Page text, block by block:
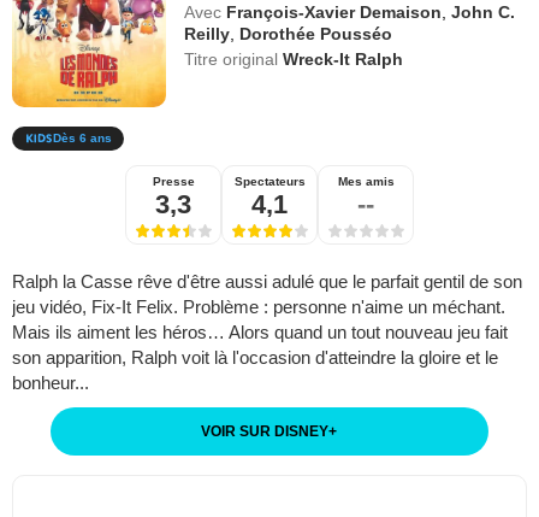
Avec François-Xavier Demaison ,John C.
Reilly Dorothée Pousséo
Titre originalWreck-It Ralph
Dès 6 ans
Presse
3,3
Spectateurs
4,1
Mes amis
--
Ralph la Casse rêve d'être aussi adulé que le parfait gentil de son
jeu vidéo, Fix-It Felix. Problème : personne n'aime un méchant.
Mais ils aiment les héros… Alors quand un tout nouveau jeu fait
son apparition, Ralph voit là l'occasion d'atteindre la gloire et le
bonheur...
VOIR SUR DISNEY+